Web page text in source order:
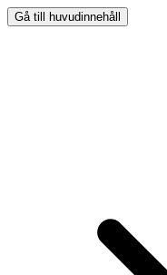
Gå till huvudinnehåll